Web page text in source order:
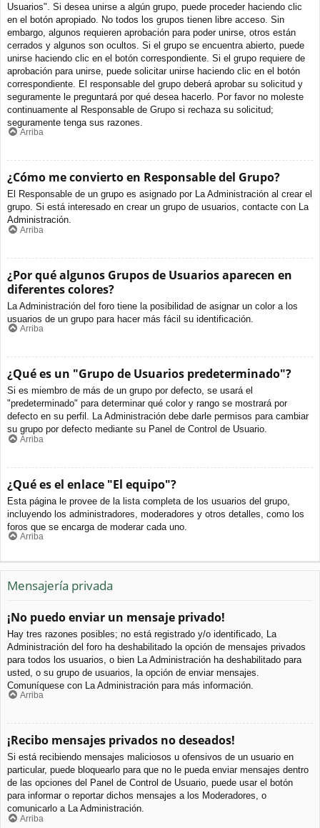
Usuarios". Si desea unirse a algún grupo, puede proceder haciendo clic
en el botón apropiado. No todos los grupos tienen libre acceso. Sin
embargo, algunos requieren aprobación para poder unirse, otros están
cerrados y algunos son ocultos. Si el grupo se encuentra abierto, puede
unirse haciendo clic en el botón correspondiente. Si el grupo requiere de
aprobación para unirse, puede solicitar unirse haciendo clic en el botón
correspondiente. El responsable del grupo deberá aprobar su solicitud y
seguramente le preguntará por qué desea hacerlo. Por favor no moleste
continuamente al Responsable de Grupo si rechaza su solicitud;
seguramente tenga sus razones.
Arriba
¿Cómo me convierto en Responsable del Grupo?
El Responsable de un grupo es asignado por La Administración al crear el
grupo. Si está interesado en crear un grupo de usuarios, contacte con La
Administración.
Arriba
¿Por qué algunos Grupos de Usuarios aparecen en
diferentes colores?
La Administración del foro tiene la posibilidad de asignar un color a los
usuarios de un grupo para hacer más fácil su identificación.
Arriba
¿Qué es un "Grupo de Usuarios predeterminado"?
Si es miembro de más de un grupo por defecto, se usará el
"predeterminado" para determinar qué color y rango se mostrará por
defecto en su perfil. La Administración debe darle permisos para cambiar
su grupo por defecto mediante su Panel de Control de Usuario.
Arriba
¿Qué es el enlace "El equipo"?
Esta página le provee de la lista completa de los usuarios del grupo,
incluyendo los administradores, moderadores y otros detalles, como los
foros que se encarga de moderar cada uno.
Arriba
Mensajería privada
¡No puedo enviar un mensaje privado!
Hay tres razones posibles; no está registrado y/o identificado, La
Administración del foro ha deshabilitado la opción de mensajes privados
para todos los usuarios, o bien La Administración ha deshabilitado para
usted, o su grupo de usuarios, la opción de enviar mensajes.
Comuníquese con La Administración para más información.
Arriba
¡Recibo mensajes privados no deseados!
Si está recibiendo mensajes maliciosos u ofensivos de un usuario en
particular, puede bloquearlo para que no le pueda enviar mensajes dentro
de las opciones del Panel de Control de Usuario, puede usar el botón
para informar o reportar dichos mensajes a los Moderadores, o
comunicarlo a La Administración.
Arriba